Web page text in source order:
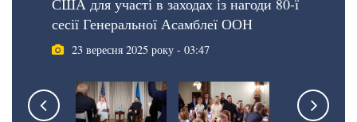
США для участі в заходах із нагоди 80-ї
сесії Генеральної Асамблеї ООН
23 вересня 2025 року - 03:47